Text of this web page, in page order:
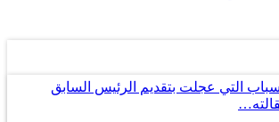
التي عجلت بتقديم الرئيس السابق